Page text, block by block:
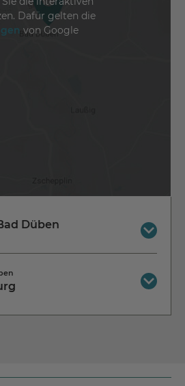
Dafür gelten die
von Google
Düben
850
Str. 55b